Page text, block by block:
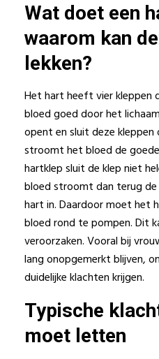
Wat doet een
waarom kan
lekken?
Het hart heeft vier kleppen
bloed goed door het
opent en sluit deze
stroomt het bloed de
hartklep sluit de klep niet
bloed stroomt dan terug de
hart in. Daardoor moet het
bloed rond te pompen. Dit
veroorzaken. Vooral bij
lang onopgemerkt blijven,
duidelijke klachten krijgen.
Typische
moet letten